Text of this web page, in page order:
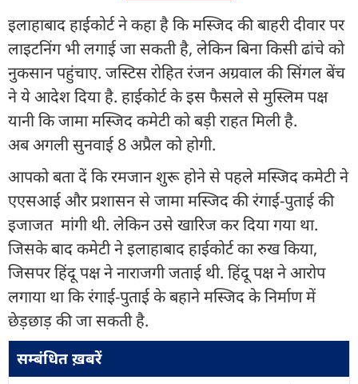
इलाहाबाद हाईकोर्ट ने कहा है कि मस्जिद की बाहरी दीवार पर
लाइटनिंग भी लगाई जा सकती है, लेकिन बिना किसी ढांचे को
नुकसान पहुंचाए. जस्टिस रोहित रंजन अग्रवाल की सिंगल बेंच
ने ये आदेश दिया है. हाईकोर्ट के इस फैसले से मुस्लिम पक्ष
यानी कि जामा मस्जिद कमेटी को बड़ी राहत मिली है.
अब अगली सुनवाई 8 अप्रैल को होगी.
आपको बता दें कि रमजान शुरू होने से पहले मस्जिद कमेटी ने
एएसआई और प्रशासन से जामा मस्जिद की रंगाई-पुताई की
इजाजत मांगी थी. लेकिन उसे खारिज कर दिया गया था.
जिसके बाद कमेटी ने इलाहाबाद हाईकोर्ट का रुख किया,
जिसपर हिंदू पक्ष ने नाराजगी जताई थी. हिंदू पक्ष ने आरोप
लगाया था कि रंगाई-पुताई के बहाने मस्जिद के निर्माण में
छेड़छाड़ की जा सकती है.
सम्बंधित ख़बरें